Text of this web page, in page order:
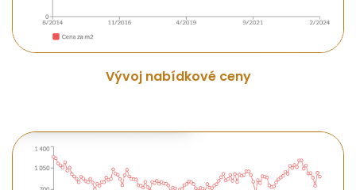
Vývoj nabídkové ceny